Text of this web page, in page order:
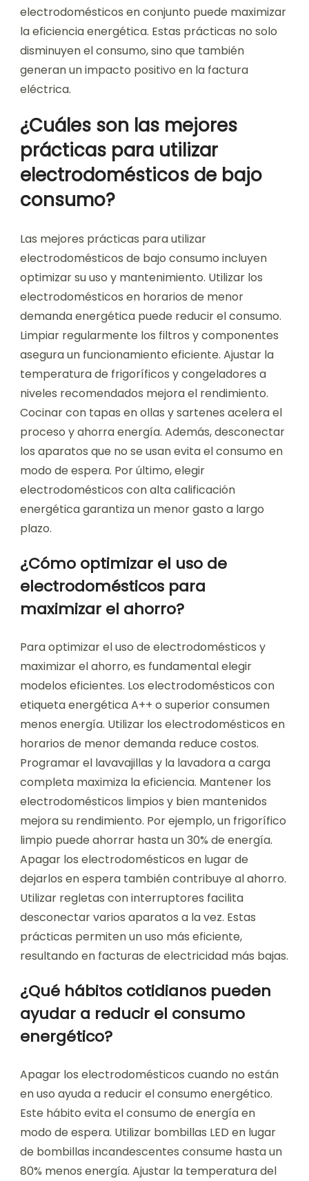
electrodomésticos en conjunto puede maximizar
la eficiencia energética. Estas prácticas no solo
disminuyen el consumo, sino que también
generan un impacto positivo en la factura
eléctrica.
¿Cuáles son las mejores
prácticas para utilizar
electrodomésticos de bajo
consumo?
Las mejores prácticas para utilizar
electrodomésticos de bajo consumo incluyen
optimizar su uso y mantenimiento. Utilizar los
electrodomésticos en horarios de menor
demanda energética puede reducir el consumo.
Limpiar regularmente los filtros y componentes
asegura un funcionamiento eficiente. Ajustar la
temperatura de frigoríficos y congeladores a
niveles recomendados mejora el rendimiento.
Cocinar con tapas en ollas y sartenes acelera el
proceso y ahorra energía. Además, desconectar
los aparatos que no se usan evita el consumo en
modo de espera. Por último, elegir
electrodomésticos con alta calificación
energética garantiza un menor gasto a largo
plazo.
¿Cómo optimizar el uso de
electrodomésticos para
maximizar el ahorro?
Para optimizar el uso de electrodomésticos y
maximizar el ahorro, es fundamental elegir
modelos eficientes. Los electrodomésticos con
etiqueta energética A++ o superior consumen
menos energía. Utilizar los electrodomésticos en
horarios de menor demanda reduce costos.
Programar el lavavajillas y la lavadora a carga
completa maximiza la eficiencia. Mantener los
electrodomésticos limpios y bien mantenidos
mejora su rendimiento. Por ejemplo, un frigorífico
limpio puede ahorrar hasta un 30% de energía.
Apagar los electrodomésticos en lugar de
dejarlos en espera también contribuye al ahorro.
Utilizar regletas con interruptores facilita
desconectar varios aparatos a la vez. Estas
prácticas permiten un uso más eficiente,
resultando en facturas de electricidad más bajas.
¿Qué hábitos cotidianos pueden
ayudar a reducir el consumo
energético?
Apagar los electrodomésticos cuando no están
en uso ayuda a reducir el consumo energético.
Este hábito evita el consumo de energía en
modo de espera. Utilizar bombillas LED en lugar
de bombillas incandescentes consume hasta un
80% menos energía. Ajustar la temperatura del